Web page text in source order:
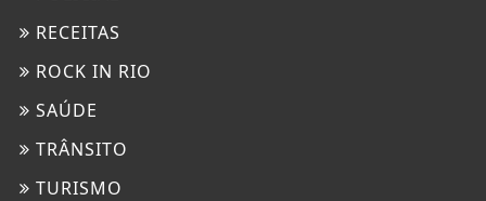
RECEITAS
ROCK IN RIO
SAÚDE
TRÂNSITO
TURISMO